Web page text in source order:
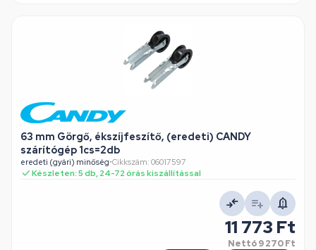
63 mm Görgő, ékszíjfeszítő, (eredeti) CANDY
szárítógép 1cs=2db
eredeti (gyári) minőség•Cikkszám: 06017597
Készleten: 5 db, 24-72 órás kiszállítással
11 773 Ft
Nettó9 270 Ft